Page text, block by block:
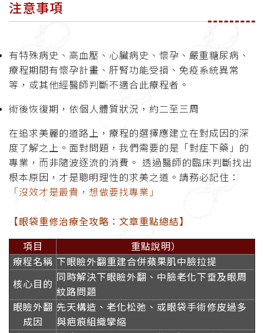
注意事項
有特殊病史、高血壓、心臟病史、懷孕、嚴重糖尿病、
療程期間有懷孕計畫、肝腎功能受損、免疫系統異常
等，或其他經醫師判斷不適合此療程者。
術後恢復期，依個人體質狀況，約二至三周
在追求美麗的道路上，療程的選擇應建立在對成因的深
度了解之上。面對問題，我們需要的是「對症下藥」的
專業，而非隨波逐流的消費。 透過醫師的臨床判斷找出
根本原因，才是聰明理性的求美之道。請務必記住：
「沒效才是最貴，想做要找專業」
【眼袋重修治療全攻略：文章重點總結】
項目
重點說明）
療程名稱 下眼瞼外翻重建合併蘋果肌中臉拉提
核心目的
同時解決下眼瞼外翻、中臉老化下垂及眼周
紋路問題
眼瞼外翻
成因
先天構造、老化松弛、或眼袋手術修皮過多
與疤痕組織攣縮